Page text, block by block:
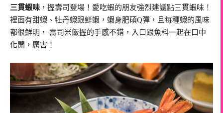
三貫蝦味 ，握壽司登場！愛吃蝦的朋友強烈建議點三貫蝦味！
裡面有甜蝦、牡丹蝦跟鮮蝦，蝦身肥碩Q彈，且每種蝦的風味
都很鮮明， 壽司米飯握的手感不錯，入口跟魚料一起在口中
化開，厲害！